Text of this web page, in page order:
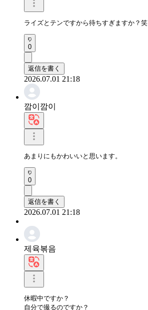
ライズとテンですから待ちすぎますか？笑
0
返信を書く
2026.07.01 21:18
깜이깜이
あまりにもかわいいと思います。
0
返信を書く
2026.07.01 21:18
제육볶음
休暇中ですか？
自分で撮るのですか？